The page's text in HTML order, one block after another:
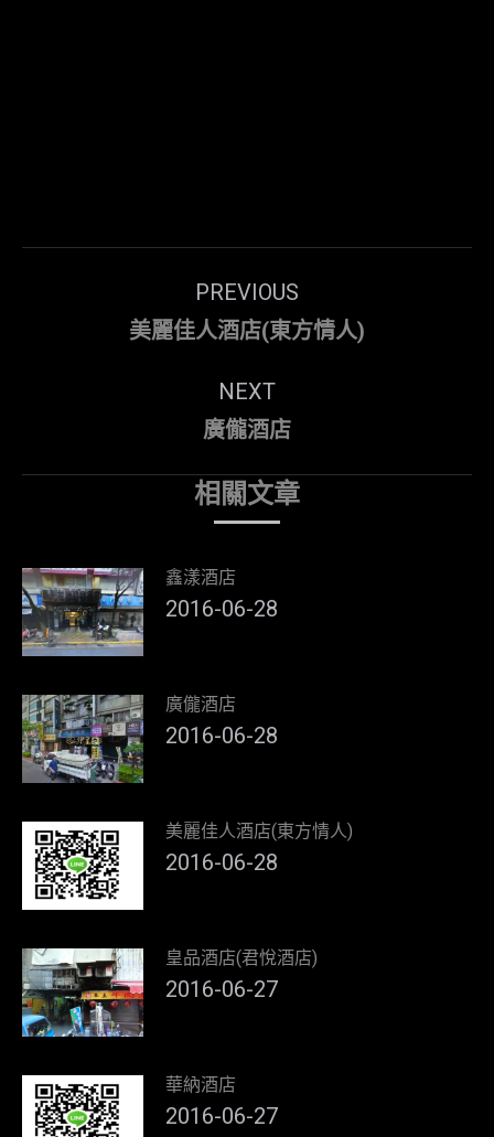
navigation
PREVIOUS
Previous
美麗佳人酒店(東方情人)
NEXT
Next
廣儱酒店
相關文章
鑫漾酒店
2016-06-28
廣儱酒店
2016-06-28
美麗佳人酒店(東方情人)
2016-06-28
皇品酒店(君悅酒店)
2016-06-27
華納酒店
2016-06-27